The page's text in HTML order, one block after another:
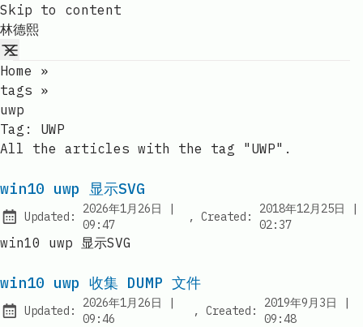
Skip to content
林德熙
Home
»
tags »
uwp
Tag: UWP
All the articles with the tag "UWP".
win10 uwp 显示SVG
Updated:
2026年1月26日 |
09:47
, Created:
2018年12月25日
|
at
02:37
win10 uwp 显示SVG
win10 uwp 收集 DUMP 文件
Updated:
2026年1月26日 |
09:46
, Created:
2019年9月3日 |
09:48